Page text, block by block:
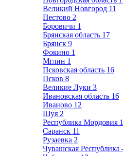
Великий Новгород 11
Пестово 2
Боровичи 1
Брянская область 17
Брянск 9
Фокино 1
Мглин 1
Псковская область 16
Псков 8
Великие Луки 3
Ивановская область 16
Иваново 12
Шуя 2
Республика Мордовия
Саранск 11
Рузаевка 2
Чувашская